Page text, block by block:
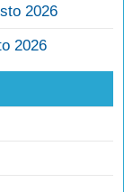
2026
2026